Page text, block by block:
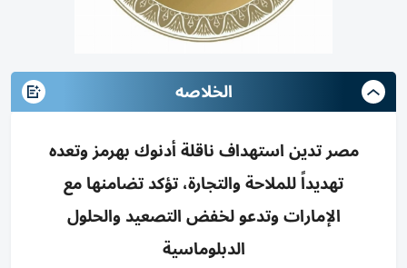
الخلاصه
مصر تدين استهداف ناقلة أدنوك بهرمز وتعده
تهديداً للملاحة والتجارة، تؤكد تضامنها مع
الإمارات وتدعو لخفض التصعيد والحلول
الدبلوماسية